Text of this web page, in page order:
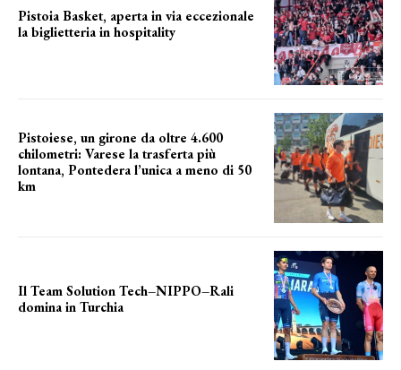
Pistoia Basket, aperta in via eccezionale
la biglietteria in hospitality
Pistoiese, un girone da oltre 4.600
chilometri: Varese la trasferta più
lontana, Pontedera l’unica a meno di 50
km
Il Team Solution Tech–NIPPO–Rali
domina in Turchia